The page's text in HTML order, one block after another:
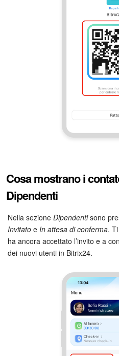
Cosa mostrano i
Dipendenti
Nella sezione Dipendentisono
Invitato e In attesa di conferma.
ha ancora accettato l’invito e a
dei nuovi utenti in Bitrix24.